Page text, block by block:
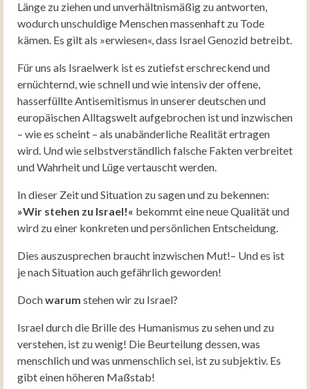
Länge zu ziehen und unverhältnismäßig zu antworten,
wodurch unschuldige Menschen massenhaft zu Tode
kämen. Es gilt als »erwiesen«, dass Israel Genozid betreibt.
Für uns als Israelwerk ist es zutiefst erschreckend und
ernüchternd, wie schnell und wie intensiv der offene,
hasserfüllte Antisemitismus in unserer deutschen und
europäischen Alltagswelt aufgebrochen ist und inzwischen
– wie es scheint – als unabänderliche Realität ertragen
wird. Und wie selbstverständlich falsche Fakten verbreitet
und Wahrheit und Lüge vertauscht werden.
In dieser Zeit und Situation zu sagen und zu bekennen:
»Wir stehen zu Israel!« bekommt eine neue Qualität und
wird zu einer konkreten und persönlichen Entscheidung.
Dies auszusprechen braucht inzwischen Mut!– Und es ist
je nach Situation auch gefährlich geworden!
Dochwarum stehen wir zu Israel?
Israel durch die Brille des Humanismus zu sehen und zu
verstehen, ist zu wenig! Die Beurteilung dessen, was
menschlich und was unmenschlich sei, ist zu subjektiv. Es
gibt einen höheren Maßstab!